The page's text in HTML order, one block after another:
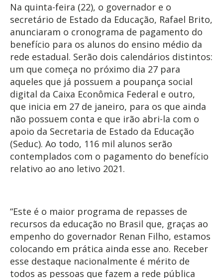
Na quinta-feira (22), o governador e o
secretário de Estado da Educação, Rafael Brito,
anunciaram o cronograma de pagamento do
benefício para os alunos do ensino médio da
rede estadual. Serão dois calendários distintos:
um que começa no próximo dia 27 para
aqueles que já possuem a poupança social
digital da Caixa Econômica Federal e outro,
que inicia em 27 de janeiro, para os que ainda
não possuem conta e que irão abri-la com o
apoio da Secretaria de Estado da Educação
(Seduc). Ao todo, 116 mil alunos serão
contemplados com o pagamento do benefício
relativo ao ano letivo 2021.
“Este é o maior programa de repasses de
recursos da educação no Brasil que, graças ao
empenho do governador Renan Filho, estamos
colocando em prática ainda esse ano. Receber
esse destaque nacionalmente é mérito de
todos as pessoas que fazem a rede pública